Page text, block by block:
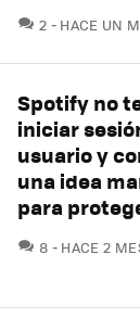
2 HACE UN
Spotify no
iniciar
usuario y
una idea
para
8 HACE 2